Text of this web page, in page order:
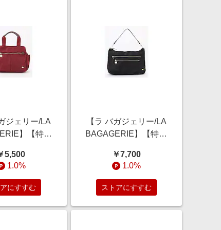
ジェリー/LA
】【特別
バッグ
5,500
1.0%
にすすむ
【ラ バガジェリー/LA
BAGAGERIE】【特別
ーバッグ
￥7,700
1.0%
ストアにすすむ